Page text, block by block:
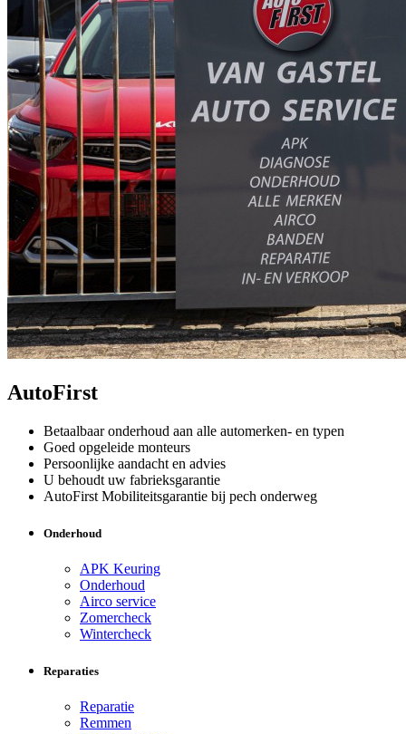
AutoFirst
Betaalbaar onderhoud aan alle automerken- en typen
Goed opgeleide monteurs
Persoonlijke aandacht en advies
U behoudt uw fabrieksgarantie
AutoFirst Mobiliteitsgarantie bij pech onderweg
Onderhoud
APK Keuring
Onderhoud
Airco service
Zomercheck
Wintercheck
Reparaties
Reparatie
Remmen